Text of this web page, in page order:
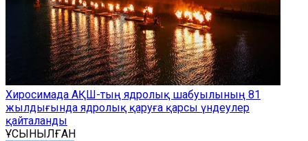
Хиросимада АҚШ-тың ядролық шабуылының 81
жылдығында ядролық қаруға қарсы үндеулер
қайталанды
ҰСЫНЫЛҒАН